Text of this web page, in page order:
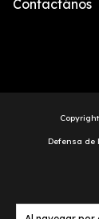
Contactános
Defensa de